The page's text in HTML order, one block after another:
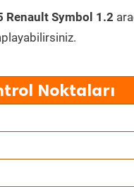
Renault Symbol 1.2
Noktaları